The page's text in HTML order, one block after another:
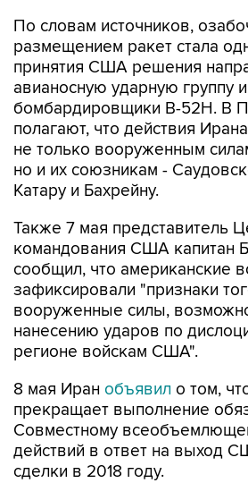
По словам источников,
размещением ракет стала
принятия США решения
авианосную ударную группу и
бомбардировщики B-52H. В
полагают, что действия
не только вооруженным
но и их союзникам -
Катару и Бахрейну.
Также 7 мая представитель
командования США капитан
сообщил, что американские
зафиксировали "признаки
вооруженные силы,
нанесению ударов по
регионе войскам США".
8 мая Иран объявил о том,
прекращает выполнение
Совместному
действий в ответ на выход
сделки в 2018 году.